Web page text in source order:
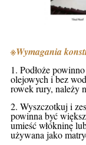
※Wymagania
1. Podłoże
olejowych i bez
rowek rury, należy
2. Wyszczotkuj i
powinna być
umieść włókninę
używana jako